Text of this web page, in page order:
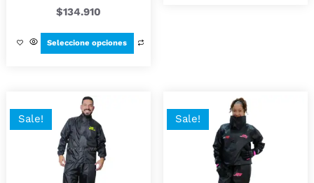
$134.910
Seleccione opciones
Sale! Sale!